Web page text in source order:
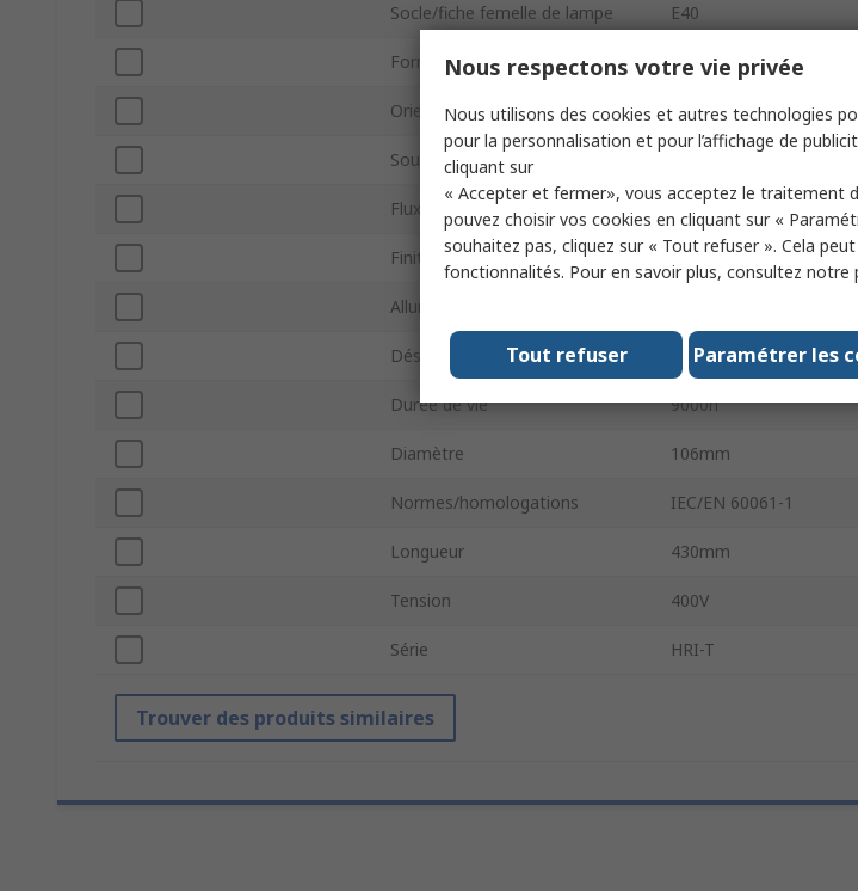
Socle/fiche femelle de lampe E40
Forme de lampe Tube
Orientation de montage Horizontal
Sous type
Flux lumineux 205000lm
Finition de la lampe Clair
Allumeur interne
Désignation de lampe HRI-TS 1000W/D/S/
Durée de vie 9000h
Diamètre 106mm
Normes/homologations IEC/EN 60061-1
Longueur 430mm
Tension 400V
Série HRI-T
Trouver des produits similaires
Nous respectons votre vie privée
Nous utilisons des cookies et autres technologies
pour la personnalisation et pour l’affichage de
cliquant sur
« Accepter et fermer», vous acceptez le traitement
pouvez choisir vos cookies en cliquant sur «
souhaitez pas, cliquez sur « Tout refuser ». Cela
fonctionnalités. Pour en savoir plus, consultez notre
Paramétrer les
Tout refuser